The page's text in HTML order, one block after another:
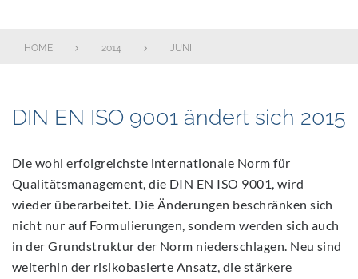
HOME 2014 JUNI
Monat:
2014
DIN EN ISO 9001 ändert sich 2015
Die wohl erfolgreichste internationale Norm für
Qualitätsmanagement, die DIN EN ISO 9001, wird
wieder überarbeitet. Die Änderungen beschränken sich
nicht nur auf Formulierungen, sondern werden sich auch
in der Grundstruktur der Norm niederschlagen. Neu sind
weiterhin der risikobasierte Ansatz, die stärkere